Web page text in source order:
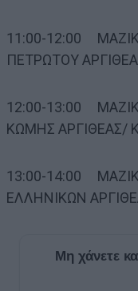
11:00-12:00
ΠΕΤΡΩΤΟΥ
12:00-13:00
ΚΩΜΗΣ ΑΡΓΙΘΕΑΣ/
13:00-14:00
ΕΛΛΗΝΙΚΩΝ
Μη χάνετε